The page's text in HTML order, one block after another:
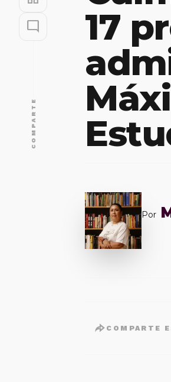
mode_comment
COMPARTE
17
Por
COMPARTE